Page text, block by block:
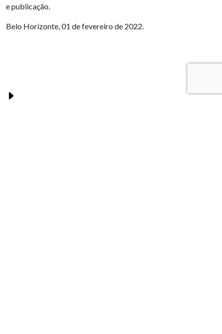
e publicação.
Belo Horizonte, 01 de fevereiro de 2022.